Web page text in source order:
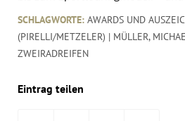
SCHLAGWORTE: AWARDS UND
(PIRELLI/METZELER) | MÜLLER,
ZWEIRADREIFEN
Eintrag teilen